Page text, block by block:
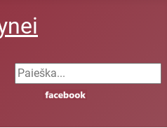
Search ...